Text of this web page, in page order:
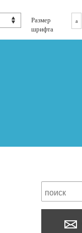
Размер
шрифта
a